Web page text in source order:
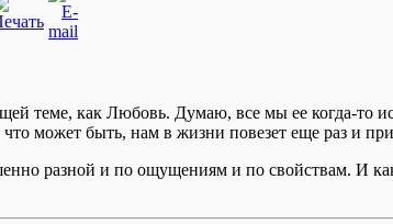
теме, как Любовь. Думаю, все мы ее когда-то
может быть, нам в жизни повезет еще раз и
разной и по ощущениям и по свойствам. И